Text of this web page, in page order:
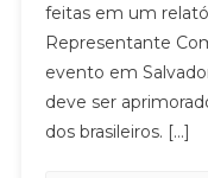
feitas em um
Representante
evento em
deve ser
dos brasileiros. […]